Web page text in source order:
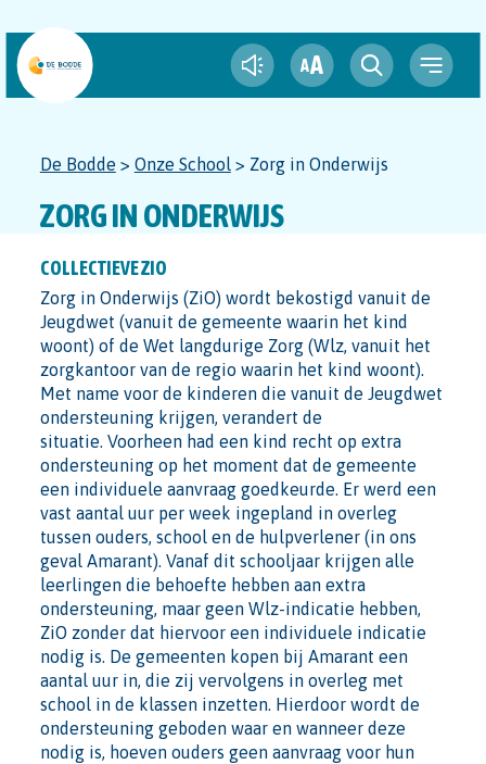
AA
De Bodde > Onze School> Zorg in Onderwijs
ZORG IN ONDERWIJS
COLLECTIEVE ZIO
Zorg in Onderwijs (ZiO) wordt bekostigd vanuit de
Jeugdwet (vanuit de gemeente waarin het kind
woont) of de Wet langdurige Zorg (Wlz, vanuit het
zorgkantoor van de regio waarin het kind woont).
Met name voor de kinderen die vanuit de Jeugdwet
ondersteuning krijgen, verandert de
situatie. Voorheen had een kind recht op extra
ondersteuning op het moment dat de gemeente
een individuele aanvraag goedkeurde. Er werd een
vast aantal uur per week ingepland in overleg
tussen ouders, school en de hulpverlener (in ons
geval Amarant). Vanaf dit schooljaar krijgen alle
leerlingen die behoefte hebben aan extra
ondersteuning, maar geen Wlz-indicatie hebben,
ZiO zonder dat hiervoor een individuele indicatie
nodig is. De gemeenten kopen bij Amarant een
aantal uur in, die zij vervolgens in overleg met
school in de klassen inzetten. Hierdoor wordt de
ondersteuning geboden waar en wanneer deze
nodig is, hoeven ouders geen aanvraag voor hun